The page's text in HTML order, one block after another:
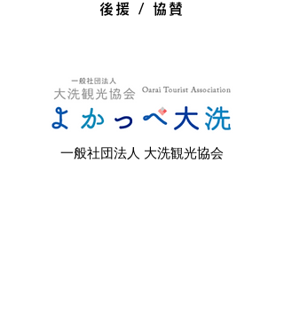
後援 / 協賛
一般社団法人 大洗観光協会